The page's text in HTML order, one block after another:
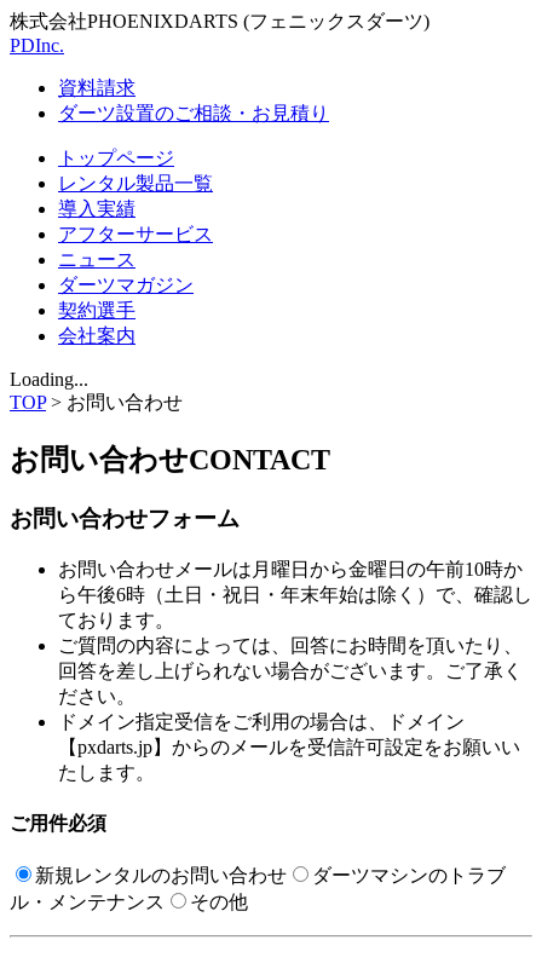
株式会社PHOENIXDARTS (フェニックスダーツ)
PDInc.
資料請求
ダーツ設置のご相談・お見積り
トップページ
レンタル製品一覧
導入実績
アフターサービス
ニュース
ダーツマガジン
契約選手
会社案内
Loading...
TOP> お問い合わせ
お問い合わせCONTACT
お問い合わせフォーム
お問い合わせメールは月曜日から金曜日の午前10時か
ら午後6時（土日・祝日・年末年始は除く）で、確認し
ております。
ご質問の内容によっては、回答にお時間を頂いたり、
回答を差し上げられない場合がございます。ご了承く
ださい。
ドメイン指定受信をご利用の場合は、ドメイン
【pxdarts.jp】からのメールを受信許可設定をお願いい
たします。
ご用件必須
新規レンタルのお問い合わせ
ダーツマシンのトラブ
ル・メンテナンス
その他